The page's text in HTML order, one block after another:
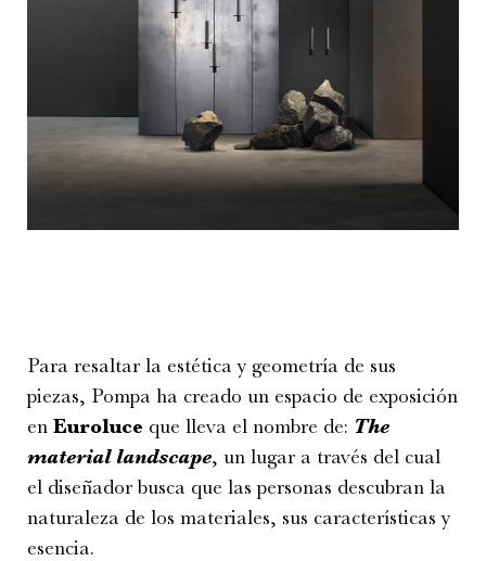
Para resaltar la estética y geometría de sus
piezas, Pompa ha creado un espacio de exposición
en Euroluce que lleva el nombre de: The
material landscape, un lugar a través del cual
el diseñador busca que las personas descubran la
naturaleza de los materiales, sus características y
esencia.